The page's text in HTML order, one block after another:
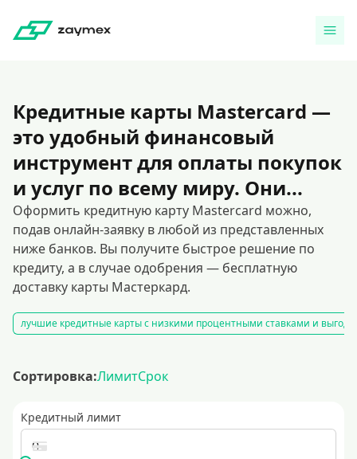
Кредитные карты Mastercard —
это удобный финансовый
инструмент для оплаты покупок
и услуг по всему миру. Они...
Оформить кредитную карту Mastercard можно,
подав онлайн-заявку в любой из представленных
ниже банков. Вы получите быстрое решение по
кредиту, а в случае одобрения — бесплатную
доставку карты Мастеркард.
лучшие кредитные карты с низкими процентными ставками и
Сортировка:ЛимитСрок
Кредитный лимит